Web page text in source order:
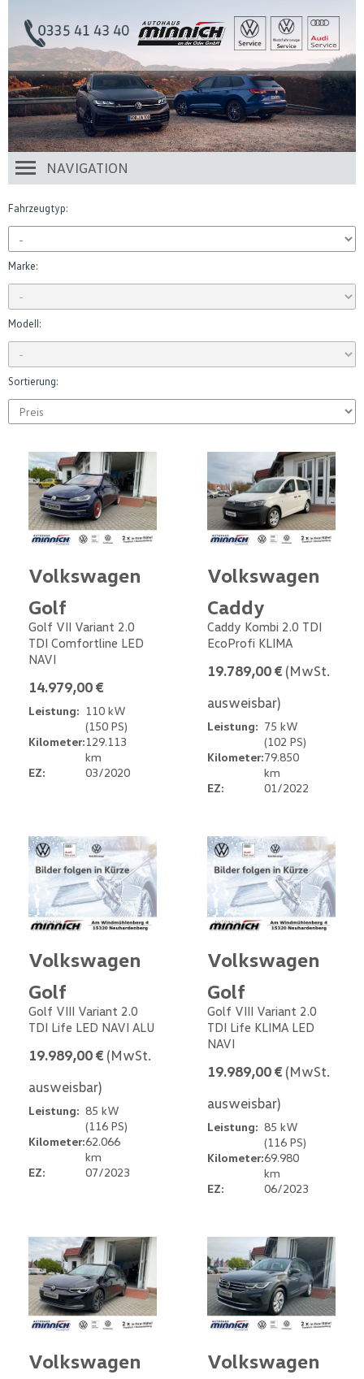
NAVIGATION
Fahrzeugtyp:
Marke:
Modell:
Sortierung:
Volkswagen
Golf
Golf VII Variant 2.0
TDI Comfortline LED
NAVI
14.979,00 €
Leistung: 110 kW
(150 PS)
Kilometer:129.113
km
EZ:
03/2020
Volkswagen
Caddy
Caddy Kombi 2.0 TDI
EcoProfi KLIMA
19.789,00 € (MwSt.
ausweisbar)
Leistung: 75 kW
(102 PS)
Kilometer:79.850
km
EZ:
01/2022
Volkswagen
Golf
Golf VIII Variant 2.0
TDI Life LED NAVI ALU
19.989,00 € (MwSt.
ausweisbar)
Leistung: 85 kW
(116 PS)
Kilometer:62.066
km
EZ:
07/2023
Volkswagen
Golf
Golf VIII Variant 2.0
TDI Life KLIMA LED
NAVI
19.989,00 € (MwSt.
ausweisbar)
Leistung: 85 kW
(116 PS)
Kilometer:69.980
km
EZ:
06/2023
Volkswagen
Volkswagen